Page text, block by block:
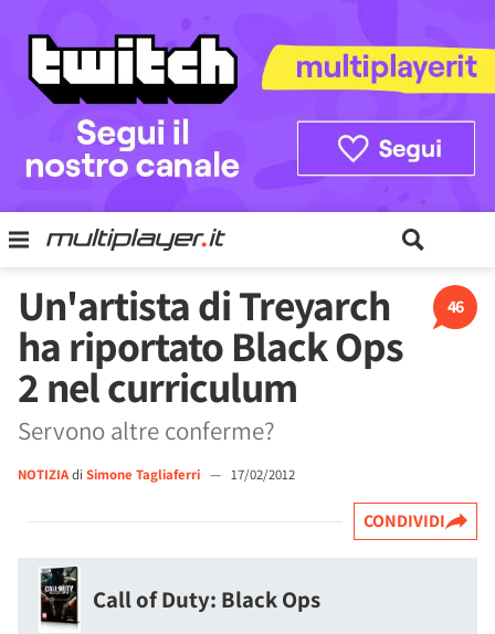
46
Un'artista di Treyarch
ha riportato Black Ops
2 nel curriculum
Servono altre conferme?
NOTIZIAdi Simone Tagliaferri — 17/02/2012
CONDIVIDI
Call of Duty: Black Ops